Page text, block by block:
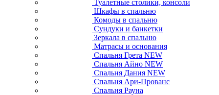
Туалетные столики, консоли
Шкафы в спальню
Комоды в спальню
Сундуки и банкетки
Зеркала в спальню
Матрасы и основания
Спальня Грета NEW
Спальня Айно NEW
Спальня Дания NEW
Спальня Ари-Прованс
Спальня Рауна